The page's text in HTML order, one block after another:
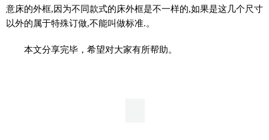
意床的外框,因为不同款式的床外框是不一样的,如果是这几个尺寸
以外的属于特殊订做,不能叫做标准.。
本文分享完毕，希望对大家有所帮助。